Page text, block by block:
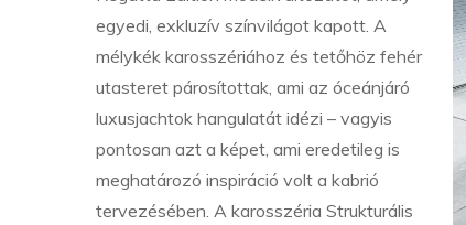
egyedi, exkluzív színvilágot kapott. A
mélykék karosszériához és tetőhöz fehér
utasteret párosítottak, ami az óceánjáró
luxusjachtok hangulatát idézi – vagyis
pontosan azt a képet, ami eredetileg is
meghatározó inspiráció volt a kabrió
tervezésében. A karosszéria Strukturális